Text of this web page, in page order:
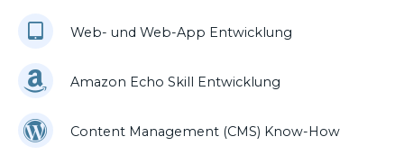
Web- und Web-App Entwicklung
Amazon Echo Skill Entwicklung
Content Management (CMS) Know-How